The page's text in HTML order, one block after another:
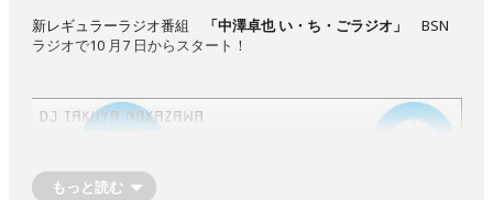
新レギュラーラジオ番組 「中澤卓也 い・ち・ごラジオ」
BSN
ラジオで10 月7 日からスタート！
もっと読む